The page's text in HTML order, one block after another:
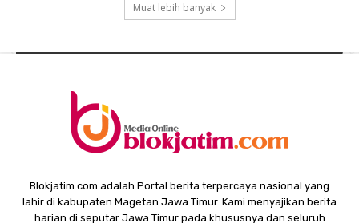
Muat lebih banyak
Blokjatim.com adalah Portal berita terpercaya nasional yang
lahir di kabupaten Magetan Jawa Timur. Kami menyajikan berita
harian di seputar Jawa Timur pada khususnya dan seluruh